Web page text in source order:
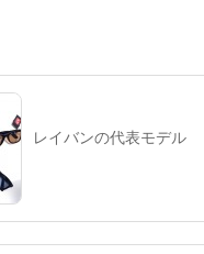
レイバンの代表モデル